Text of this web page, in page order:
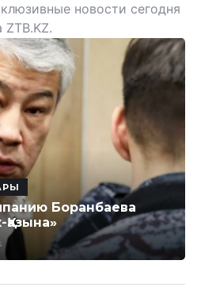
новости сегодня
ZTB.KZ.
Боранбаева